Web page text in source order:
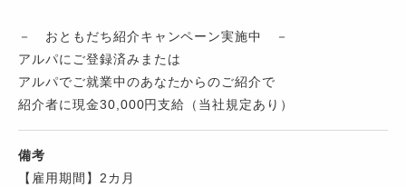
－ おともだち紹介キャンペーン実施中 －
アルパにご登録済みまたは
アルパでご就業中のあなたからのご紹介で
紹介者に現金30,000円支給（当社規定あり）
備考
【雇用期間】2カ月